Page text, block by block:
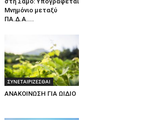
Μνημόνιο μεταξύ
ΠΑ.Δ.Α....
ΣΥΝΕΤΑΙΡΙΖΕΣΘΑΙ
ΑΝΑΚΟΙΝΩΣΗ ΓΙΑ ΩΙΔΙΟ